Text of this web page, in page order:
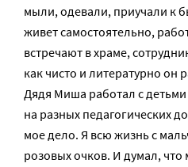
мыли, одевали, приучали к
живет самостоятельно,
встречают в храме,
как чисто и литературно он
Дядя Миша работал с
на разных педагогических
мое дело. Я всю жизнь с
розовых очков. И думал, что